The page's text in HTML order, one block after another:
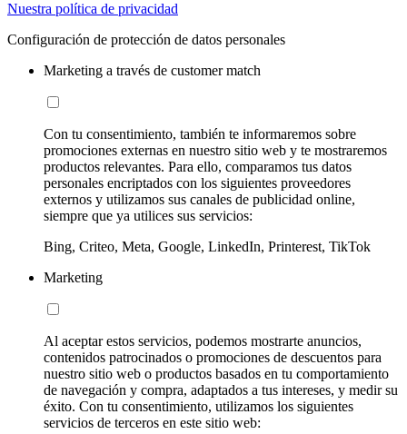
Nuestra política de privacidad
Configuración de protección de datos personales
Marketing a través de customer match
Con tu consentimiento, también te informaremos sobre
promociones externas en nuestro sitio web y te mostraremos
productos relevantes. Para ello, comparamos tus datos
personales encriptados con los siguientes proveedores
externos y utilizamos sus canales de publicidad online,
siempre que ya utilices sus servicios:
Bing, Criteo, Meta, Google, LinkedIn, Printerest, TikTok
Marketing
Al aceptar estos servicios, podemos mostrarte anuncios,
contenidos patrocinados o promociones de descuentos para
nuestro sitio web o productos basados en tu comportamiento
de navegación y compra, adaptados a tus intereses, y medir su
éxito. Con tu consentimiento, utilizamos los siguientes
servicios de terceros en este sitio web: